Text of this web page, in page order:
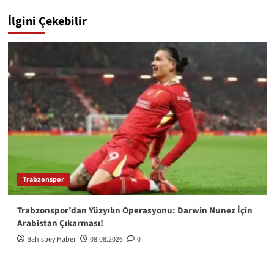
İlgini Çekebilir
Trabzonspor
Trabzonspor’dan Yüzyılın Operasyonu: Darwin Nunez İçin
Arabistan Çıkarması!
Bahisbey Haber 08.08.2026 0